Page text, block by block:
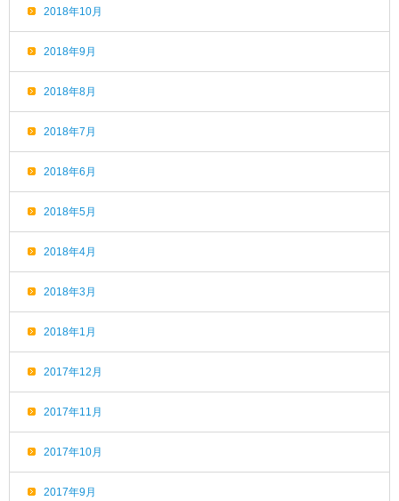
2018年10月
2018年9月
2018年8月
2018年7月
2018年6月
2018年5月
2018年4月
2018年3月
2018年1月
2017年12月
2017年11月
2017年10月
2017年9月